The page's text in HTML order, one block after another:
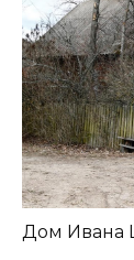
Дом Ивана